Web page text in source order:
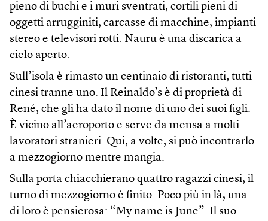
pieno di buchi e i muri sventrati, cortili pieni di
oggetti arrugginiti, carcasse di macchine, impianti
stereo e televisori rotti: Nauru è una discarica a
cielo aperto.
Sull’isola è rimasto un centinaio di ristoranti, tutti
cinesi tranne uno. Il Reinaldo’s è di proprietà di
René, che gli ha dato il nome di uno dei suoi figli.
È vicino all’aeroporto e serve da mensa a molti
lavoratori stranieri. Qui, a volte, si può incontrarlo
a mezzogiorno mentre mangia.
Sulla porta chiacchierano quattro ragazzi cinesi, il
turno di mezzogiorno è finito. Poco più in là, una
di loro è pensierosa: “My name is June”. Il suo